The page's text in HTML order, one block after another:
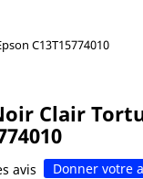
C13T15774010
Clair
avis Donner votre